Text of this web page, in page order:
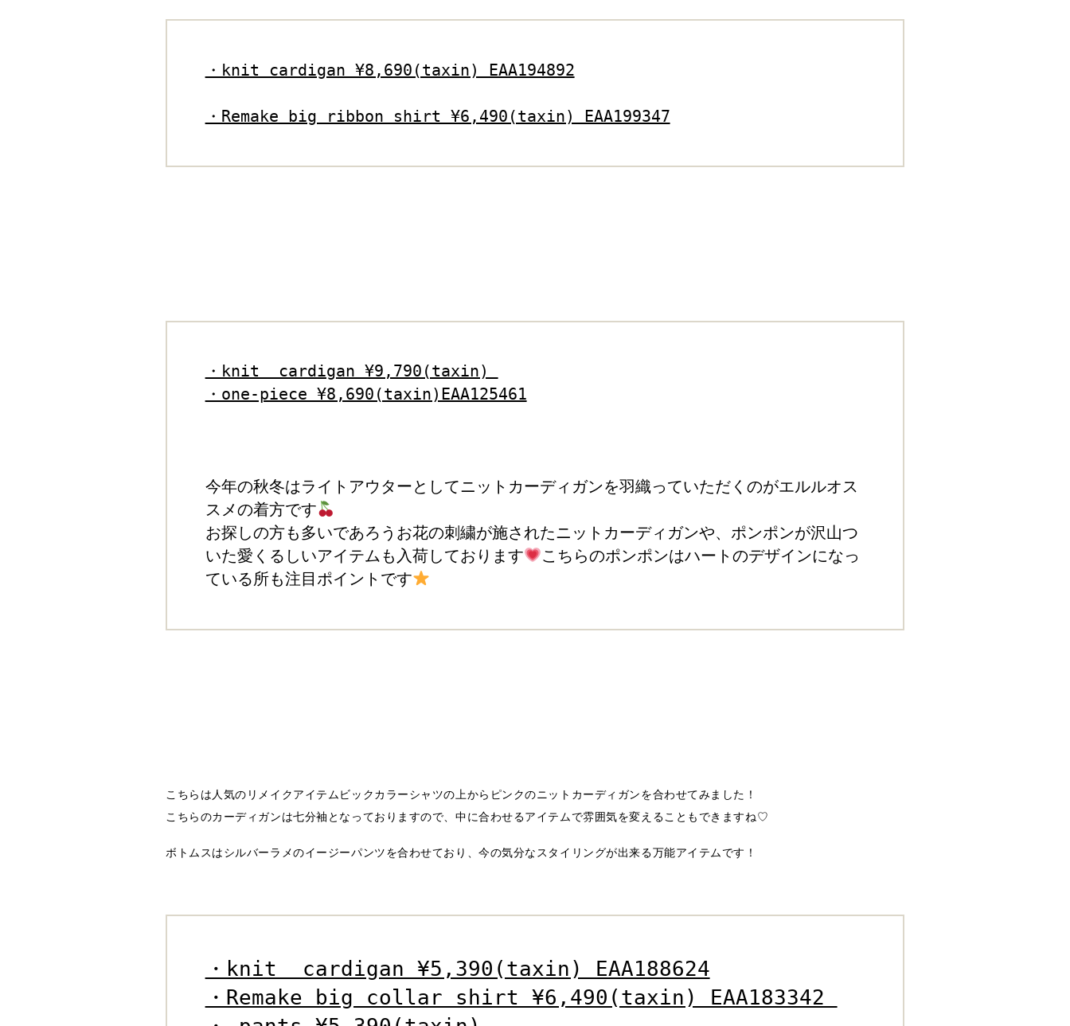
・knit cardigan ¥8,690(taxin) EAA194892
・Remake big ribbon shirt ¥6,490(taxin) EAA199347
・knit  cardigan ¥9,790(taxin)
・one-piece ¥8,690(taxin)EAA125461
今年の秋冬はライトアウターとしてニットカーディガンを羽織っていただくのがエルルオス
スメの着方です
お探しの方も多いであろうお花の刺繍が施されたニットカーディガンや、ポンポンが沢山つ
いた愛くるしいアイテムも入荷しております
こちらのポンポンはハートのデザインになっ
ている所も注目ポイントです
こちらは人気のリメイクアイテムビックカラーシャツの上からピンクのニットカーディガンを合わせてみました！
こちらのカーディガンは七分袖となっておりますので、中に合わせるアイテムで雰囲気を変えることもできますね♡
ボトムスはシルバーラメのイージーパンツを合わせており、今の気分なスタイリングが出来る万能アイテムです！
・knit  cardigan ¥5,390(taxin) EAA188624
・Remake big collar shirt ¥6,490(taxin) EAA183342